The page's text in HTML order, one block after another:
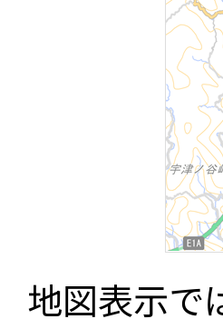
地図表示で